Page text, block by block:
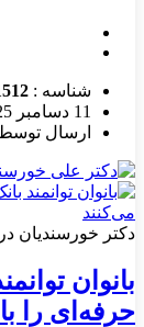
شناسه :
11 دسامبر 2025 - 9:50
ارسال
دکتر خورسندیان
بانوان
حرفه‌ای را